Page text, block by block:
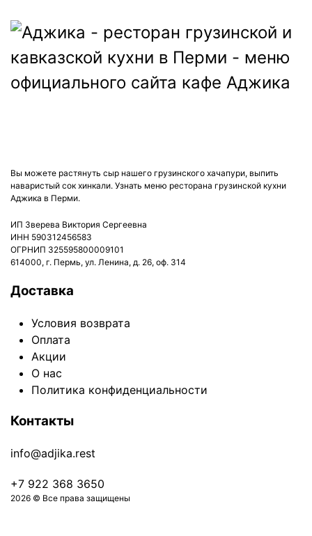
Вы можете растянуть сыр нашего грузинского хачапури, выпить
наваристый сок хинкали. Узнать меню ресторана грузинской кухни
Аджика в Перми.
ИП Зверева Виктория Сергеевна
ИНН 590312456583
ОГРНИП 325595800009101
614000, г. Пермь, ул. Ленина, д. 26, оф. 314
Доставка
Условия возврата
Оплата
Акции
О нас
Политика конфиденциальности
Контакты
info@adjika.rest
+7 922 368 3650
2026 © Все права защищены